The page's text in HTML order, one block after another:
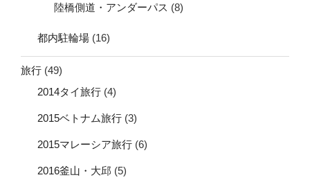
陸橋側道・アンダーパス (8)
都内駐輪場 (16)
旅行 (49)
2014タイ旅行 (4)
2015ベトナム旅行 (3)
2015マレーシア旅行 (6)
2016釜山・大邱 (5)